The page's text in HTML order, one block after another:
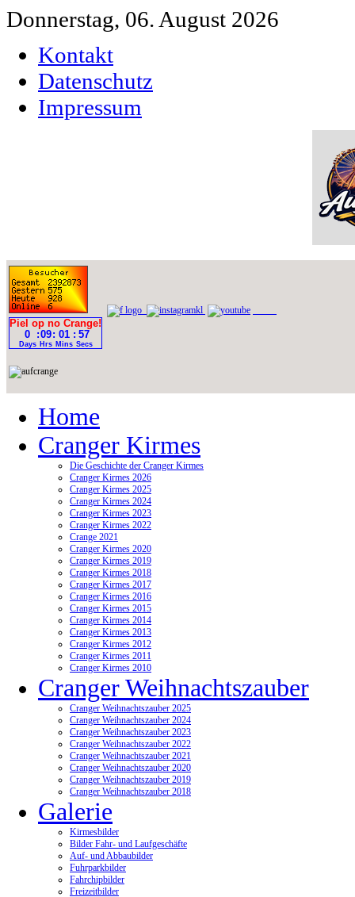
Donnerstag, 06. August 2026
Kontakt
Datenschutz
Impressum
Home
Cranger Kirmes
Die Geschichte der Cranger Kirmes
Cranger Kirmes 2026
Cranger Kirmes 2025
Cranger Kirmes 2024
Cranger Kirmes 2023
Cranger Kirmes 2022
Crange 2021
Cranger Kirmes 2020
Cranger Kirmes 2019
Cranger Kirmes 2018
Cranger Kirmes 2017
Cranger Kirmes 2016
Cranger Kirmes 2015
Cranger Kirmes 2014
Cranger Kirmes 2013
Cranger Kirmes 2012
Cranger Kirmes 2011
Cranger Kirmes 2010
Cranger Weihnachtszauber
Cranger Weihnachtszauber 2025
Cranger Weihnachtszauber 2024
Cranger Weihnachtszauber 2023
Cranger Weihnachtszauber 2022
Cranger Weihnachtszauber 2021
Cranger Weihnachtszauber 2020
Cranger Weihnachtszauber 2019
Cranger Weihnachtszauber 2018
Galerie
Kirmesbilder
Bilder Fahr- und Laufgeschäfte
Auf- und Abbaubilder
Fuhrparkbilder
Fahrchipbilder
Freizeitbilder